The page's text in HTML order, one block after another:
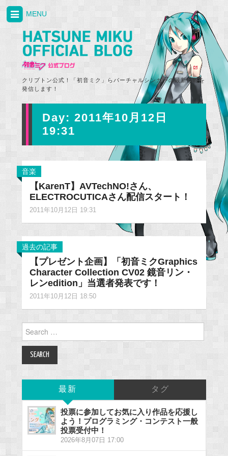
クリプトン公式！「初音ミク」らバーチャルシンガーの最新情報を
発信します！
MENU
Day: 2011年10月12日
19:31
音楽
【KarenT】AVTechNO!さん、
ELECTROCUTICAさん配信スタート！
2011年10月12日 19:31
過去の記事
【プレゼント企画】「初音ミクGraphics
Character Collection CV02 鏡音リン・
レンedition」当選者発表です！
2011年10月12日 18:50
Search
for:
最新 タグ
投票に参加してお気に入り作品を応援し
よう！プログラミング・コンテスト一般
投票受付中！
2026年8月07日 17:00